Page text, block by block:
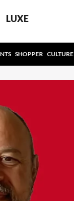
LUXE
SHOPPER CULTURE